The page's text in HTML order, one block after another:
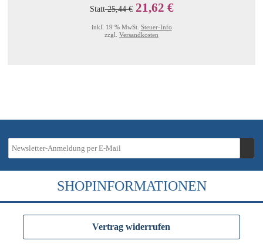
Statt25,44 € 21,62 €
inkl. 19 % MwSt. Steuer-Info
zzgl. Versandkosten
SHOPINFORMATIONEN
Vertrag widerrufen